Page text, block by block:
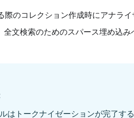
際のコレクション作成時にアナラ
文検索のためのスパース埋め込
はトークナイゼーションが完了す